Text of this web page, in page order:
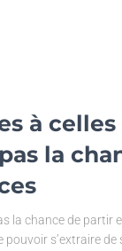
à
la
la chance de partir
pouvoir s’extraire de